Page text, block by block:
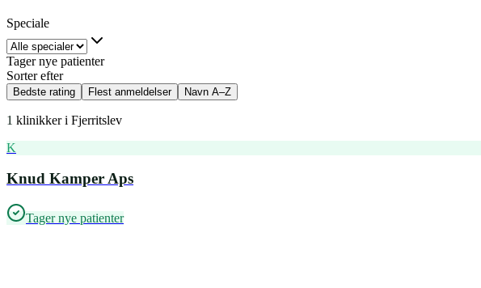
Speciale
Tager nye patienter
Sorter efter
Bedste rating Flest anmeldelser Navn A–Z
1 klinikker i Fjerritslev
K
Knud Kamper Aps
Tager nye patienter